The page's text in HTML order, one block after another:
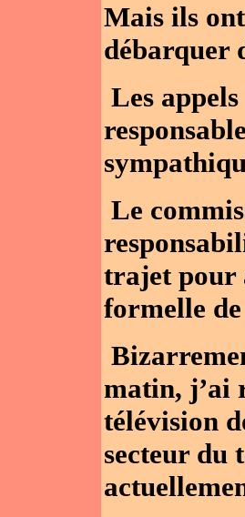
Mais ils
débarquer
Les
Le
trajet pour
formelle
matin, j’ai
télévision
secteur du